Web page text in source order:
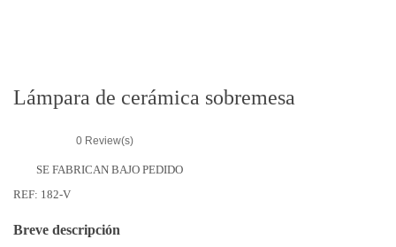
Lámpara de cerámica sobremesa
0 Review(s)
SE FABRICAN BAJO PEDIDO
REF: 182-V
Breve descripción